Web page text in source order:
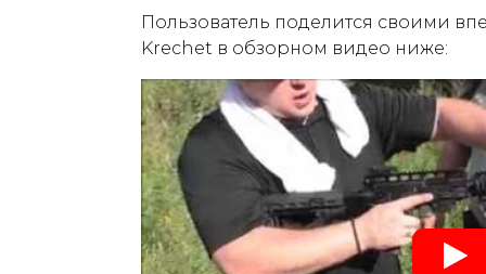
Пользователь поделится своими
Krechet в обзорном видео ниже: